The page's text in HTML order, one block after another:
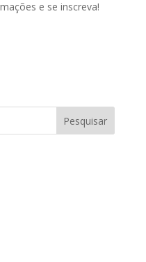
e se inscreva!